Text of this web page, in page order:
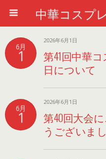
6月
1
2026年6月1日
第41回中華
日について
6月
1
2026年6月1日
第40回大会
うございま